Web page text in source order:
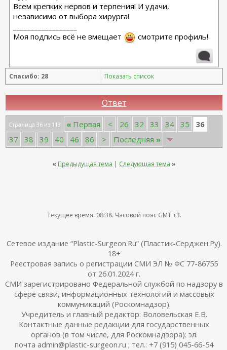
Всем крепких нервов и терпения! И удачи,
независимо от выбора хирурга!
Моя подпись всё не вмещает
смотрите профиль!
Спасибо: 28 Показать список
Ответ
Страница 36 из 113 « Первая < 26 32 33 34 35
36
37
38 39 40 46 86 > Последняя »
« Предыдущая тема | Следующая тема »
Текущее время: 08:38. Часовой пояс GMT +3.
Сетевое издание “Plastic-Surgeon.Ru” (Пластик-Серджен.Ру).
18+
Реестровая запись о регистрации СМИ ЭЛ № ФС 77-86755
от 26.01.2024 г.
СМИ зарегистрировано Федеральной службой по надзору в
сфере связи, информационных технологий и массовых
коммуникаций (Роскомнадзор).
Учредитель и главный редактор: Воловельская Е.В.
Контактные данные редакции для государственных
органов (в том числе, для Роскомнадзора): эл.
почта admin@plastic-surgeon.ru ; тел.: +7 (915) 045-66-54